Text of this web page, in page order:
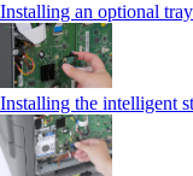
Installing an optional tray
Installing the intelligent